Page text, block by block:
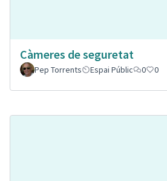
Càmeres de seguretat
Pep Torrents
Espai Públic 0 0